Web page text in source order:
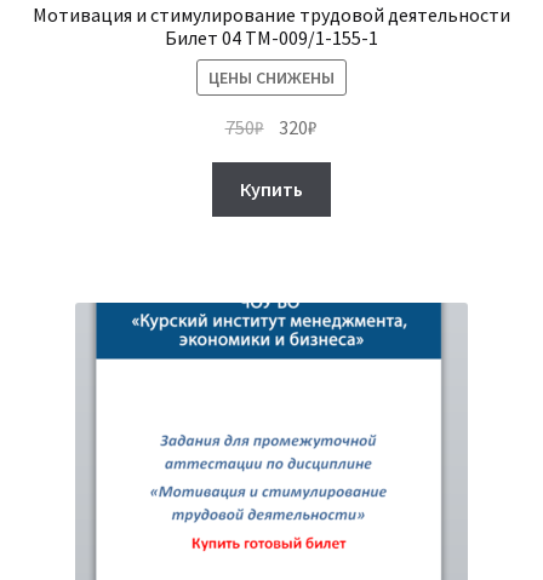
Мотивация и стимулирование трудовой деятельности
Билет 04 ТМ-009/1-155-1
ЦЕНЫ СНИЖЕНЫ
750₽ Первоначальная
цена
составляла
750₽.
320₽
цена:
Купить